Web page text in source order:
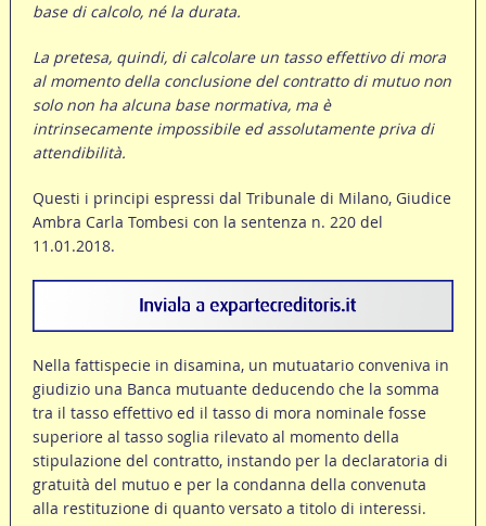
base di calcolo, né la durata.
La pretesa, quindi, di calcolare un tasso effettivo di mora
al momento della conclusione del contratto di mutuo non
solo non ha alcuna base normativa, ma è
intrinsecamente impossibile ed assolutamente priva di
attendibilità.
Questi i principi espressi dal Tribunale di Milano, Giudice
Ambra Carla Tombesi con la sentenza n. 220 del
11.01.2018.
Nella fattispecie in disamina, un mutuatario conveniva in
giudizio una Banca mutuante deducendo che la somma
tra il tasso effettivo ed il tasso di mora nominale fosse
superiore al tasso soglia rilevato al momento della
stipulazione del contratto, instando per la declaratoria di
gratuità del mutuo e per la condanna della convenuta
alla restituzione di quanto versato a titolo di interessi.